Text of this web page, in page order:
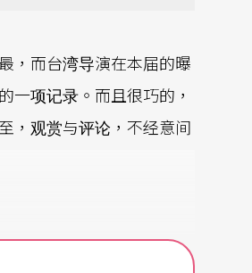
，而台湾导演在本届的曝
一项记录。而且很巧的，
，观赏与评论，不经意间
Long Day's Journey I